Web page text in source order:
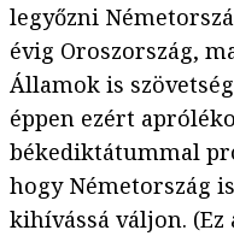
legyőzni
évig Oroszország,
Államok is
éppen ezért
békediktátummal
hogy Németország
kihívássá váljon.